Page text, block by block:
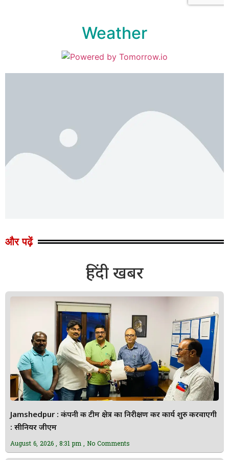
Weather
और पढ़ें
हिंदी खबर
Jamshedpur : कंपनी की टीम क्षेत्र का निरीक्षण कर कार्य शुरु करवाएगी
: सीनियर जीएम
August 6, 2026 8:31 pm No Comments